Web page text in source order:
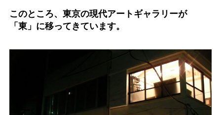
このところ、東京の現代アートギャラリーが
「東」に移ってきています。